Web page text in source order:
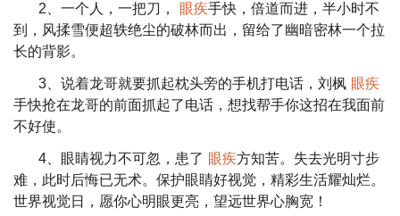
2、一个人，一把刀， 眼疾手快，倍道而进，半小时不
到，风揉雪便超轶绝尘的破林而出，留给了幽暗密林一个拉
长的背影。
3、说着龙哥就要抓起枕头旁的手机打电话，刘枫 眼疾
手快抢在龙哥的前面抓起了电话，想找帮手你这招在我面前
不好使。
4、眼睛视力不可忽，患了 眼疾方知苦。失去光明寸步
难，此时后悔已无术。保护眼睛好视觉，精彩生活耀灿烂。
世界视觉日，愿你心明眼更亮，望远世界心胸宽！